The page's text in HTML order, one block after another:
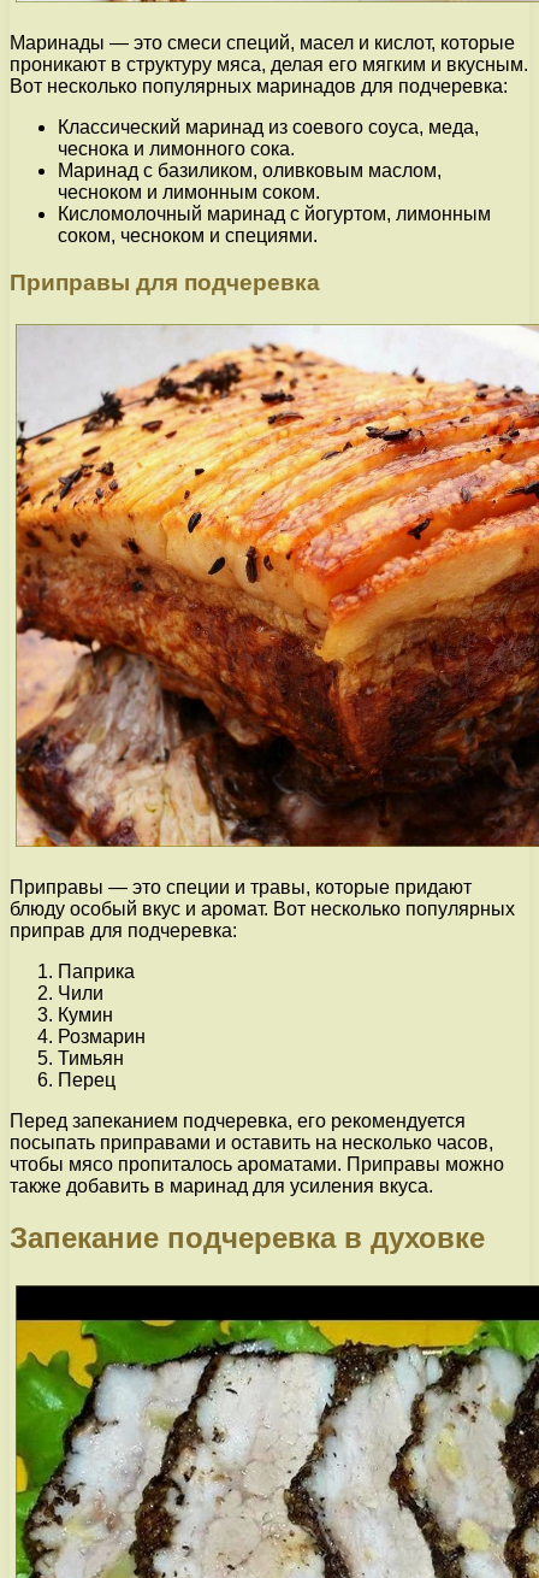
Маринады — это смеси специй, масел и кислот, которые
проникают в структуру мяса, делая его мягким и вкусным.
Вот несколько популярных маринадов для подчеревка:
Классический маринад из соевого соуса, меда,
чеснока и лимонного сока.
Маринад с базиликом, оливковым маслом,
чесноком и лимонным соком.
Кисломолочный маринад с йогуртом, лимонным
соком, чесноком и специями.
Приправы для подчеревка
Приправы — это специи и травы, которые придают
блюду особый вкус и аромат. Вот несколько популярных
приправ для подчеревка:
Паприка
Чили
Кумин
Розмарин
Тимьян
Перец
Перед запеканием подчеревка, его рекомендуется
посыпать приправами и оставить на несколько часов,
чтобы мясо пропиталось ароматами. Приправы можно
также добавить в маринад для усиления вкуса.
Запекание подчеревка в духовке